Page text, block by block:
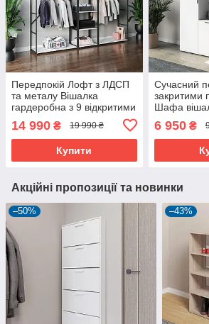
Передпокій Лофт з ЛДСП
та металу Вішалка
гардеробна з 9 відкритими
полицями та 4 штангами
14 990 ₴ 19 990 ₴
Купити
Сучасний
закритими
Шафа
6 950₴
Акційні пропозиції та новинки
–50% –43%